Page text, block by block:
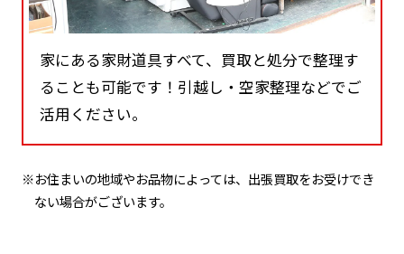
家にある家財道具すべて、買取と処分で整理す
ることも可能です！引越し・空家整理などでご
活用ください。
※お住まいの地域やお品物によっては、出張買取をお受けでき
ない場合がございます。